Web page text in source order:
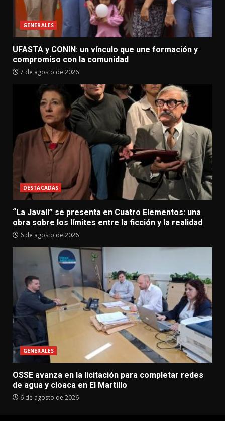
GENERALES
UFASTA y CONIN: un vínculo que une formación y
compromiso con la comunidad
7 de agosto de 2026
DESTACADAS
“La Javalí” se presenta en Cuatro Elementos: una
obra sobre los límites entre la ficción y la realidad
6 de agosto de 2026
GENERALES
OSSE avanza en la licitación para completar redes
de agua y cloaca en El Martillo
6 de agosto de 2026